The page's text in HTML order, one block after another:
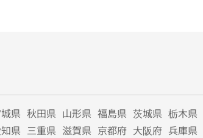
県 秋田県 山形県 福島県 茨城県 栃木県
県 三重県 滋賀県 京都府 大阪府 兵庫県